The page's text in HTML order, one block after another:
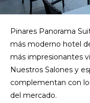
Pinares Panorama
más moderno hotel
más impresionantes
Nuestros Salones y
complementan con
del mercado.